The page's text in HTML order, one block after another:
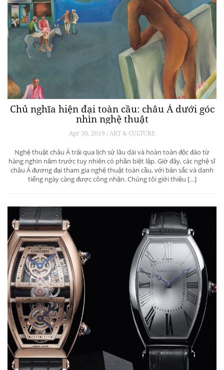
Chủ nghĩa hiện đại toàn cầu: châu Á dưới góc
nhìn nghệ thuật
Apr 30, 2019 / ART & CULTURE
Nghệ thuật châu Á trải qua lịch sử lâu dài và hoàn toàn độc đáo từ
hàng nghìn năm trước tuy nhiên có phần biệt lập. Giờ đây, các nghệ sĩ
châu Á đương đại tham gia nghệ thuật toàn cầu, với bản sắc và danh
tiếng ngày càng được công nhận. Chúng tôi giới thiệu […]